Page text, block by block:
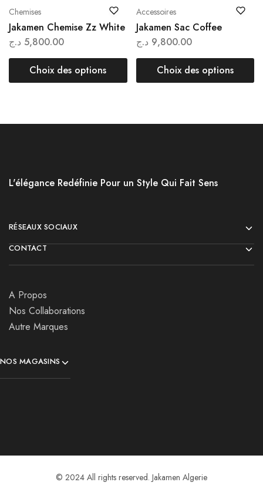
Chemises
Jakamen Chemise Zz White
5,800.00 د.ج
Choix des options
Accessoires
Jakamen Sac Coffee
9,800.00 د.ج
Choix des options
L'élégance Redéfinie Pour un Style Qui Fait Sens
RÉSEAUX SOCIAUX
CONTACT
A Propos
Nos Collaborations
Autre Marques
NOS MAGASINS
© 2024 All rights reserved. Jakamen Algerie